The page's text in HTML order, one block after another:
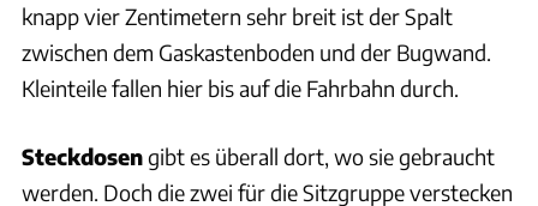
knapp vier Zentimetern sehr breit ist der Spalt
zwischen dem Gaskastenboden und der Bugwand.
Kleinteile fallen hier bis auf die Fahrbahn durch.
Steckdosengibt es überall dort, wo sie gebraucht
werden. Doch die zwei für die Sitzgruppe verstecken